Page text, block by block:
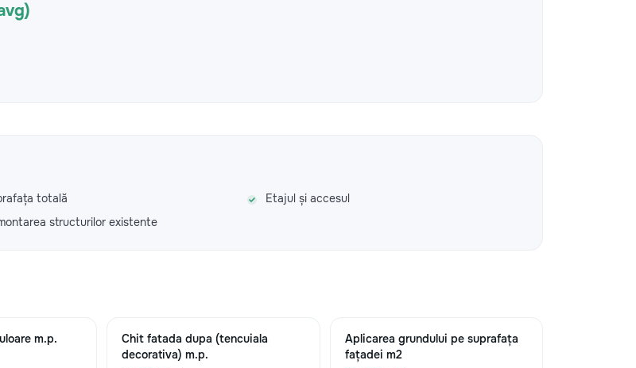
totală
Etajul și accesul
structurilor existente
m.p.
Chit fatada dupa (tencuiala
decorativa) m.p.
Aplicarea grundului pe suprafața
fațadei m2